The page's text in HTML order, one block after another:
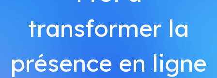
transformer la
présence en ligne